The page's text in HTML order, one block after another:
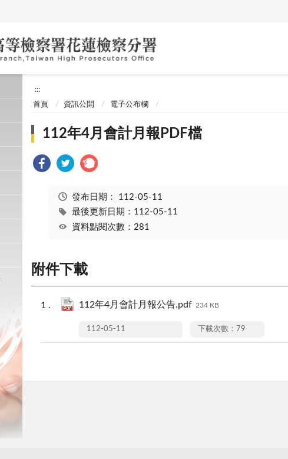
:::
首頁 資訊公開 電子公布欄
112年4月會計月報PDF檔
發布日期： 112-05-11
最後更新日期：112-05-11
資料點閱次數：281
附件下載
112年4月會計月報公告.pdf 234 KB
112-05-11 下載次數：79